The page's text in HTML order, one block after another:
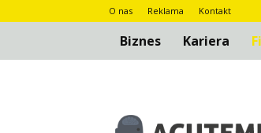
O nas Reklama Kontakt
Biznes Kariera